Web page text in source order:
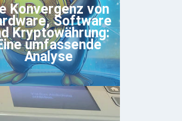
Konvergenz von
Software
Kryptowährung:
umfassende
Analyse